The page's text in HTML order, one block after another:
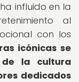
influido en la
al
con los
icónicas se
la cultura
dedicados